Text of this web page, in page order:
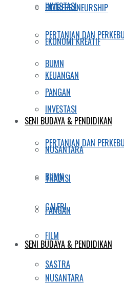
INVESTASI
PERTANIAN DAN
BUMN
PANGAN
SENI BUDAYA & PENDIDIKAN
NUSANTARA
TRADISI
GALERI
FILM
SASTRA
ENTREPRENEURSHIP
EKONOMI KREATIF
KEUANGAN
INVESTASI
PERTANIAN DAN
BUMN
PANGAN
SENI BUDAYA & PENDIDIKAN
NUSANTARA